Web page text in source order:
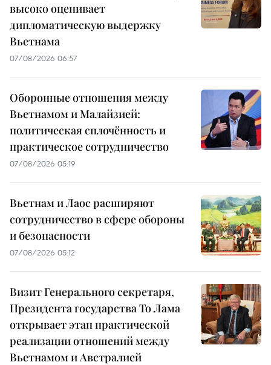
высоко оценивает
дипломатическую выдержку
Вьетнама
07/08/2026 06:57
Оборонные отношения между
Вьетнамом и Малайзией:
политическая сплочённость и
практическое сотрудничество
07/08/2026 05:19
Вьетнам и Лаос расширяют
сотрудничество в сфере обороны
и безопасности
07/08/2026 05:12
Визит Генерального секретаря,
Президента государства То Лама
открывает этап практической
реализации отношений между
Вьетнамом и Австралией